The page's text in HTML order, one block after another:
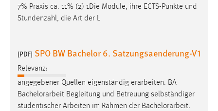
7% Praxis ca. 11% (2) 1Die Module, ihre ECTS-Punkte und
Stundenzahl, die Art der L
[PDF] SPO BW Bachelor 6. Satzungsaenderung-V1
Relevanz:
angegebener Quellen eigenständig erarbeiten. BA
Bachelorarbeit Begleitung und Betreuung selbständiger
studentischer Arbeiten im Rahmen der Bachelorarbeit.
Google Ads
Google Ireland Limited
Zweck:
Conversion-Tracking